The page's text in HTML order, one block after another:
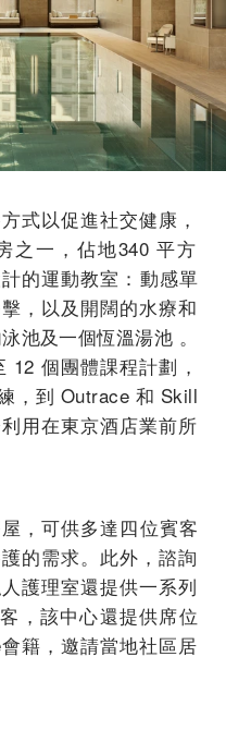
式以促進社交健康，
之一，佔地340 平方
的運動教室：動感單
，以及開闊的水療和
池及一個恆溫湯池 。
個團體課程計劃，
，到 Outrace 和 Skill
用在東京酒店業前所
，可供多達四位賓客
的需求。此外，諮詢
護理室還提供一系列
，該中心還提供席位
籍，邀請當地社區居